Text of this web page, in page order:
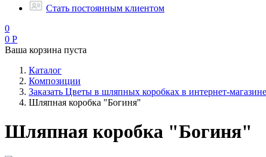
Стать постоянным клиентом
0
0 Р
Ваша корзина пуста
Каталог
Композиции
Заказать Цветы в шляпных коробках в интернет-
Шляпная коробка "Богиня"
Шляпная коробка "Богиня"